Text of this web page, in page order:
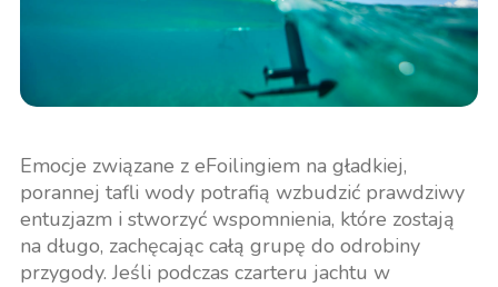
Emocje związane z eFoilingiem na gładkiej,
porannej tafli wody potrafią wzbudzić prawdziwy
entuzjazm i stworzyć wspomnienia, które zostają
na długo, zachęcając całą grupę do odrobiny
przygody. Jeśli podczas czarteru jachtu w